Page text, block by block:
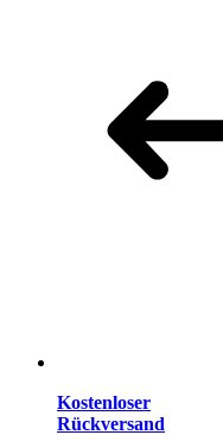
Kostenloser
Rückversand